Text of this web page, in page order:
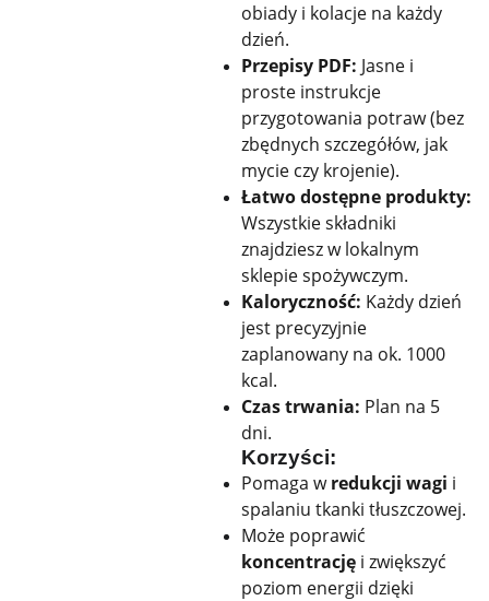
obiady i kolacje na każdy
dzień.
Przepisy PDF: Jasne i
proste instrukcje
przygotowania potraw (bez
zbędnych szczegółów, jak
mycie czy krojenie).
Łatwo dostępne produkty:
Wszystkie składniki
znajdziesz w lokalnym
sklepie spożywczym.
Kaloryczność: Każdy dzień
jest precyzyjnie
zaplanowany na ok. 1000
kcal.
Czas trwania: Plan na 5
dni.
Korzyści:
Pomaga wredukcji wagi i
spalaniu tkanki tłuszczowej.
Może poprawić
koncentrację i zwiększyć
poziom energii dzięki